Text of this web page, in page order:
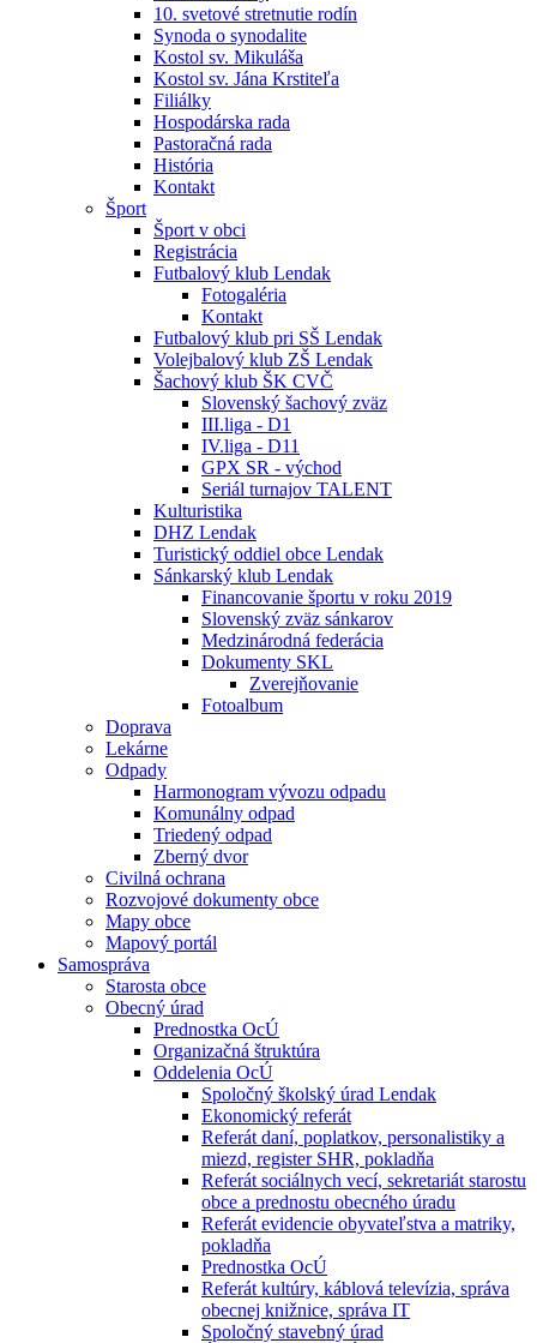
10. svetové stretnutie rodín
Synoda o synodalite
Kostol sv. Mikuláša
Kostol sv. Jána Krstiteľa
Filiálky
Hospodárska rada
Pastoračná rada
História
Kontakt
Šport
Šport v obci
Registrácia
Futbalový klub Lendak
Fotogaléria
Kontakt
Futbalový klub pri SŠ Lendak
Volejbalový klub ZŠ Lendak
Šachový klub ŠK CVČ
Slovenský šachový zväz
III.liga - D1
IV.liga - D11
GPX SR - východ
Seriál turnajov TALENT
Kulturistika
DHZ Lendak
Turistický oddiel obce Lendak
Sánkarský klub Lendak
Financovanie športu v roku 2019
Slovenský zväz sánkarov
Medzinárodná federácia
Dokumenty SKL
Zverejňovanie
Fotoalbum
Doprava
Lekárne
Odpady
Harmonogram vývozu odpadu
Komunálny odpad
Triedený odpad
Zberný dvor
Civilná ochrana
Rozvojové dokumenty obce
Mapy obce
Mapový portál
Samospráva
Starosta obce
Obecný úrad
Prednostka OcÚ
Organizačná štruktúra
Oddelenia OcÚ
Spoločný školský úrad Lendak
Ekonomický referát
Referát daní, poplatkov, personalistiky a
miezd, register SHR, pokladňa
Referát sociálnych vecí, sekretariát starostu
obce a prednostu obecného úradu
Referát evidencie obyvateľstva a matriky,
pokladňa
Prednostka OcÚ
Referát kultúry, káblová televízia, správa
obecnej knižnice, správa IT
Spoločný stavebný úrad